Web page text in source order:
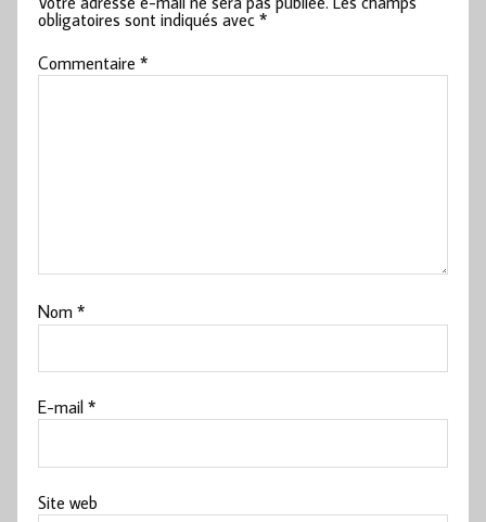
obligatoires sont indiqués avec*
Commentaire*
Nom*
E-mail*
Site web